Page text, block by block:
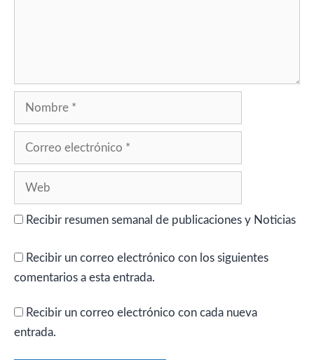
Recibir resumen semanal de publicaciones y Noticias
Recibir un correo electrónico con los siguientes
comentarios a esta entrada.
Recibir un correo electrónico con cada nueva
entrada.